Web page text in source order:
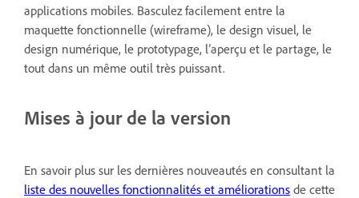
applications mobiles. Basculez facilement entre la
maquette fonctionnelle (wireframe), le design visuel, le
design numérique, le prototypage, l’aperçu et le partage, le
tout dans un même outil très puissant.
Mises à jour de la version
En savoir plus sur les dernières nouveautés en consultant la
liste des nouvelles fonctionnalités et améliorations de cette